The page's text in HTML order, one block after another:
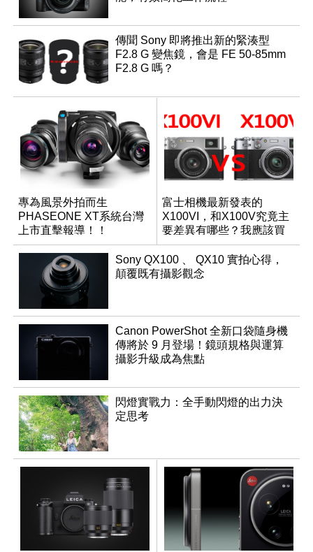
傳聞 Sony 即將推出新的緊湊型
F2.8 G 變焦鏡，會是 FE 50-85mm
F2.8 G 嗎？
專為風景外拍而生
PHASEONE XT系統台灣
上市直擊報導！！
富士相機最新發表的
X100VI，和X100V究竟主
要差異有哪些？我應該買
哪一台？
Sony QX100 、 QX10 實拍心得，
顛覆既有攝影觀念
Canon PowerShot 全新口袋隨身機
傳將於 9 月登場！鏡頭規格與運算
攝影升級成為焦點
閃燈實戰力：全手動閃燈的出力決
定思考